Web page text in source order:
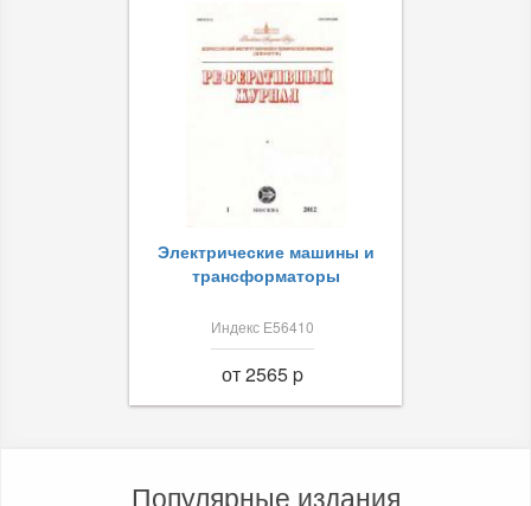
Электрические машины и
трансформаторы
Индекс Е56410
от 2565 p
Популярные издания